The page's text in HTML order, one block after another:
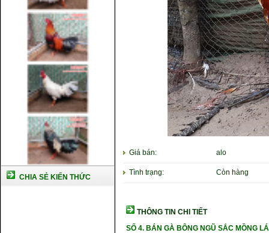
CHIA SẺ KIẾN THỨC
Giá bán: alo
Tình trạng: Còn hàng
THÔNG TIN CHI TIẾT
SỐ 4. BÁN GÀ BÔNG NGŨ SẮC MỒNG